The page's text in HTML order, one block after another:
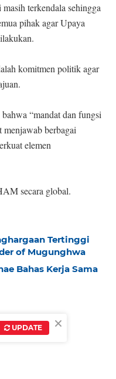
terkendala sehingga
pihak agar Upaya
komitmen politik agar
“mandat dan fungsi
berbagai
elemen
secara global.
Tertinggi
of Mugunghwa
Bahas Kerja Sama
×
UPDATE